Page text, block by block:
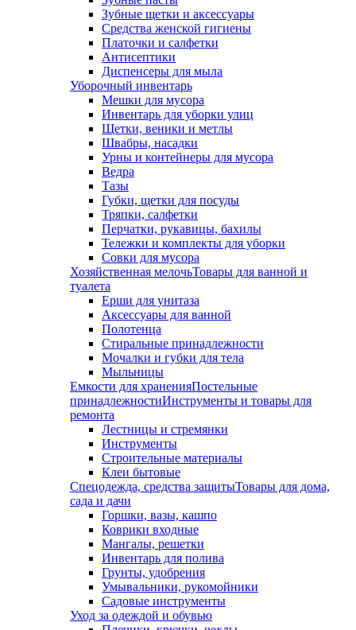
Зубные щетки и аксессуары
Средства женской гигиены
Платочки и салфетки
Антисептики
Диспенсеры для мыла
Уборочный инвентарь
Мешки для мусора
Инвентарь для уборки улиц
Щетки, веники и метлы
Швабры, насадки
Урны и контейнеры для мусора
Ведра
Тазы
Губки, щетки для посуды
Тряпки, салфетки
Перчатки, рукавицы, бахилы
Тележки и комплекты для уборки
Совки для мусора
Хозяйственная мелочьТовары для ванной и
туалета
Ерши для унитаза
Аксессуары для ванной
Полотенца
Стиральные принадлежности
Мочалки и губки для тела
Мыльницы
Емкости для храненияПостельные
принадлежностиИнструменты и товары для
ремонта
Лестницы и стремянки
Инструменты
Строительные материалы
Клеи бытовые
Спецодежда, средства защитыТовары для дома,
сада и дачи
Горшки, вазы, кашпо
Коврики входные
Мангалы, решетки
Инвентарь для полива
Грунты, удобрения
Умывальники, рукомойники
Садовые инструменты
Уход за одеждой и обувью